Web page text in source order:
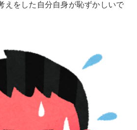
えをした自分自身が恥ずかしいで